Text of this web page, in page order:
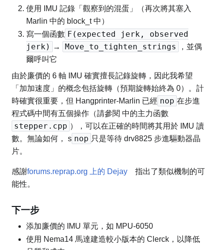
使用 IMU 記錄「觀察到的混蛋」（再次將其塞入
Marlin 中的 block_t 中）
寫一個函數 F(expected jerk, observed
jerk)
→ Move_to_tighten_strings
，並偶
爾呼叫它
由於廉價的 6 軸 IMU 確實擅長記錄旋轉，因此我希望
「加加速度」的概念包括旋轉（預期旋轉始終為 0）。計
時確實很重要，但 Hangprinter-Marlin 已經 nop 在步進
程式碼中間有五個操作（請參閱 中的主力函數
stepper.cpp ），可以在正確的時間將其用於 IMU 讀
數。無論如何， s nop 只是等待 drv8825 步進驅動器晶
片。
感謝forums.reprap.org 上的 Dejay
指出了類似機制的可
能性。
下一步
添加廉價的 IMU 單元，如 MPU-6050
使用 Nema14 馬達建造較小版本的 Clerck，以降低